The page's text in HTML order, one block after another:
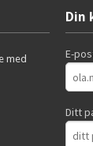
med
Din
E-
Ditt